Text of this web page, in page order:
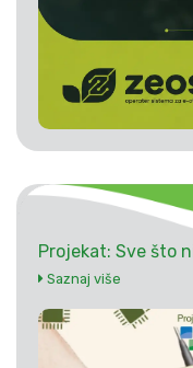
Projekat: Sve što
Saznaj više